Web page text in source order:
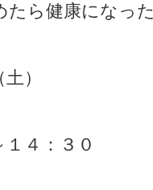
たら健康になった
土）
１４：３０